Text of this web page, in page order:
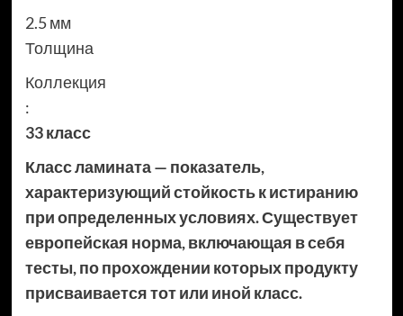
2.5 мм
Толщина
Коллекция
:
33 класс
Класс ламината — показатель,
характеризующий стойкость к истиранию
при определенных условиях. Существует
европейская норма, включающая в себя
тесты, по прохождении которых продукту
присваивается тот или иной класс.